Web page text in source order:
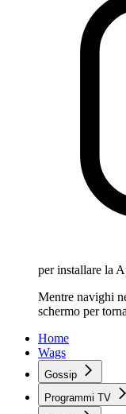
per installare la
Mentre navighi
schermo per
Home
Wags
Gossip
Programmi TV